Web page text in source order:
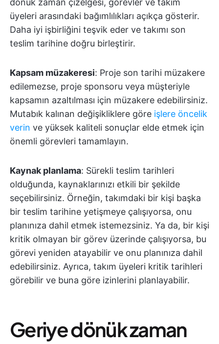
dönük zaman çizelgesi, görevler ve takım
üyeleri arasındaki bağımlılıkları açıkça gösterir.
Daha iyi işbirliğini teşvik eder ve takımı son
teslim tarihine doğru birleştirir.
Kapsam müzakeresi: Proje son tarihi müzakere
edilemezse, proje sponsoru veya müşteriyle
kapsamın azaltılması için müzakere edebilirsiniz.
Mutabık kalınan değişikliklere göre işlere öncelik
verin ve yüksek kaliteli sonuçlar elde etmek için
önemli görevleri tamamlayın.
Kaynak planlama: Sürekli teslim tarihleri
olduğunda, kaynaklarınızı etkili bir şekilde
seçebilirsiniz. Örneğin, takımdaki bir kişi başka
bir teslim tarihine yetişmeye çalışıyorsa, onu
planınıza dahil etmek istemezsiniz. Ya da, bir kişi
kritik olmayan bir görev üzerinde çalışıyorsa, bu
görevi yeniden atayabilir ve onu planınıza dahil
edebilirsiniz. Ayrıca, takım üyeleri kritik tarihleri
görebilir ve buna göre izinlerini planlayabilir.
Geriye dönük zaman